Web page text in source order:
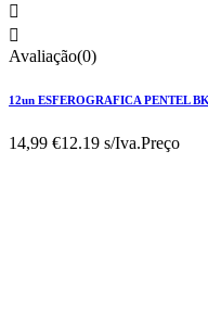


Avaliação(0)
12un ESFEROGRAFICA PENTEL
14,99 €12.19 s/Iva.Preço